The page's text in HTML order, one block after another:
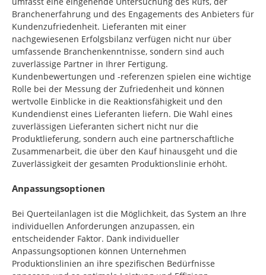
Branchenerfahrung und des Engagements des Anbieters für
Kundenzufriedenheit. Lieferanten mit einer
nachgewiesenen Erfolgsbilanz verfügen nicht nur über
umfassende Branchenkenntnisse, sondern sind auch
zuverlässige Partner in Ihrer Fertigung.
Kundenbewertungen und -referenzen spielen eine wichtige
Rolle bei der Messung der Zufriedenheit und können
wertvolle Einblicke in die Reaktionsfähigkeit und den
Kundendienst eines Lieferanten liefern. Die Wahl eines
zuverlässigen Lieferanten sichert nicht nur die
Produktlieferung, sondern auch eine partnerschaftliche
Zusammenarbeit, die über den Kauf hinausgeht und die
Zuverlässigkeit der gesamten Produktionslinie erhöht.
Anpassungsoptionen
Bei Querteilanlagen ist die Möglichkeit, das System an Ihre
individuellen Anforderungen anzupassen, ein
entscheidender Faktor. Dank individueller
Anpassungsoptionen können Unternehmen
Produktionslinien an ihre spezifischen Bedürfnisse